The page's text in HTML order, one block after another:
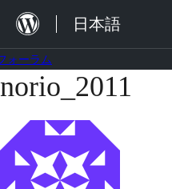
を
ス
プ
日本語
ォーラム
コ
ン
norio_2011